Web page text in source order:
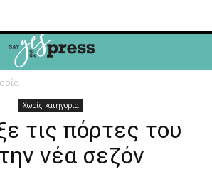
Χωρίς κατηγορία
τις πόρτες του
νέα σεζόν